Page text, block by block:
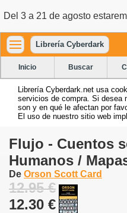
Del 3 a 21 de agosto
Librería Cyberdark
Inicio Buscar
Librería Cyberdark.net usa
servicios de compra. Si desea
son y en qué le afectan por
El uso de nuestro sitio web
Flujo - Cuentos
Humanos /
De Orson Scott Card
12.95 €
12.30 €